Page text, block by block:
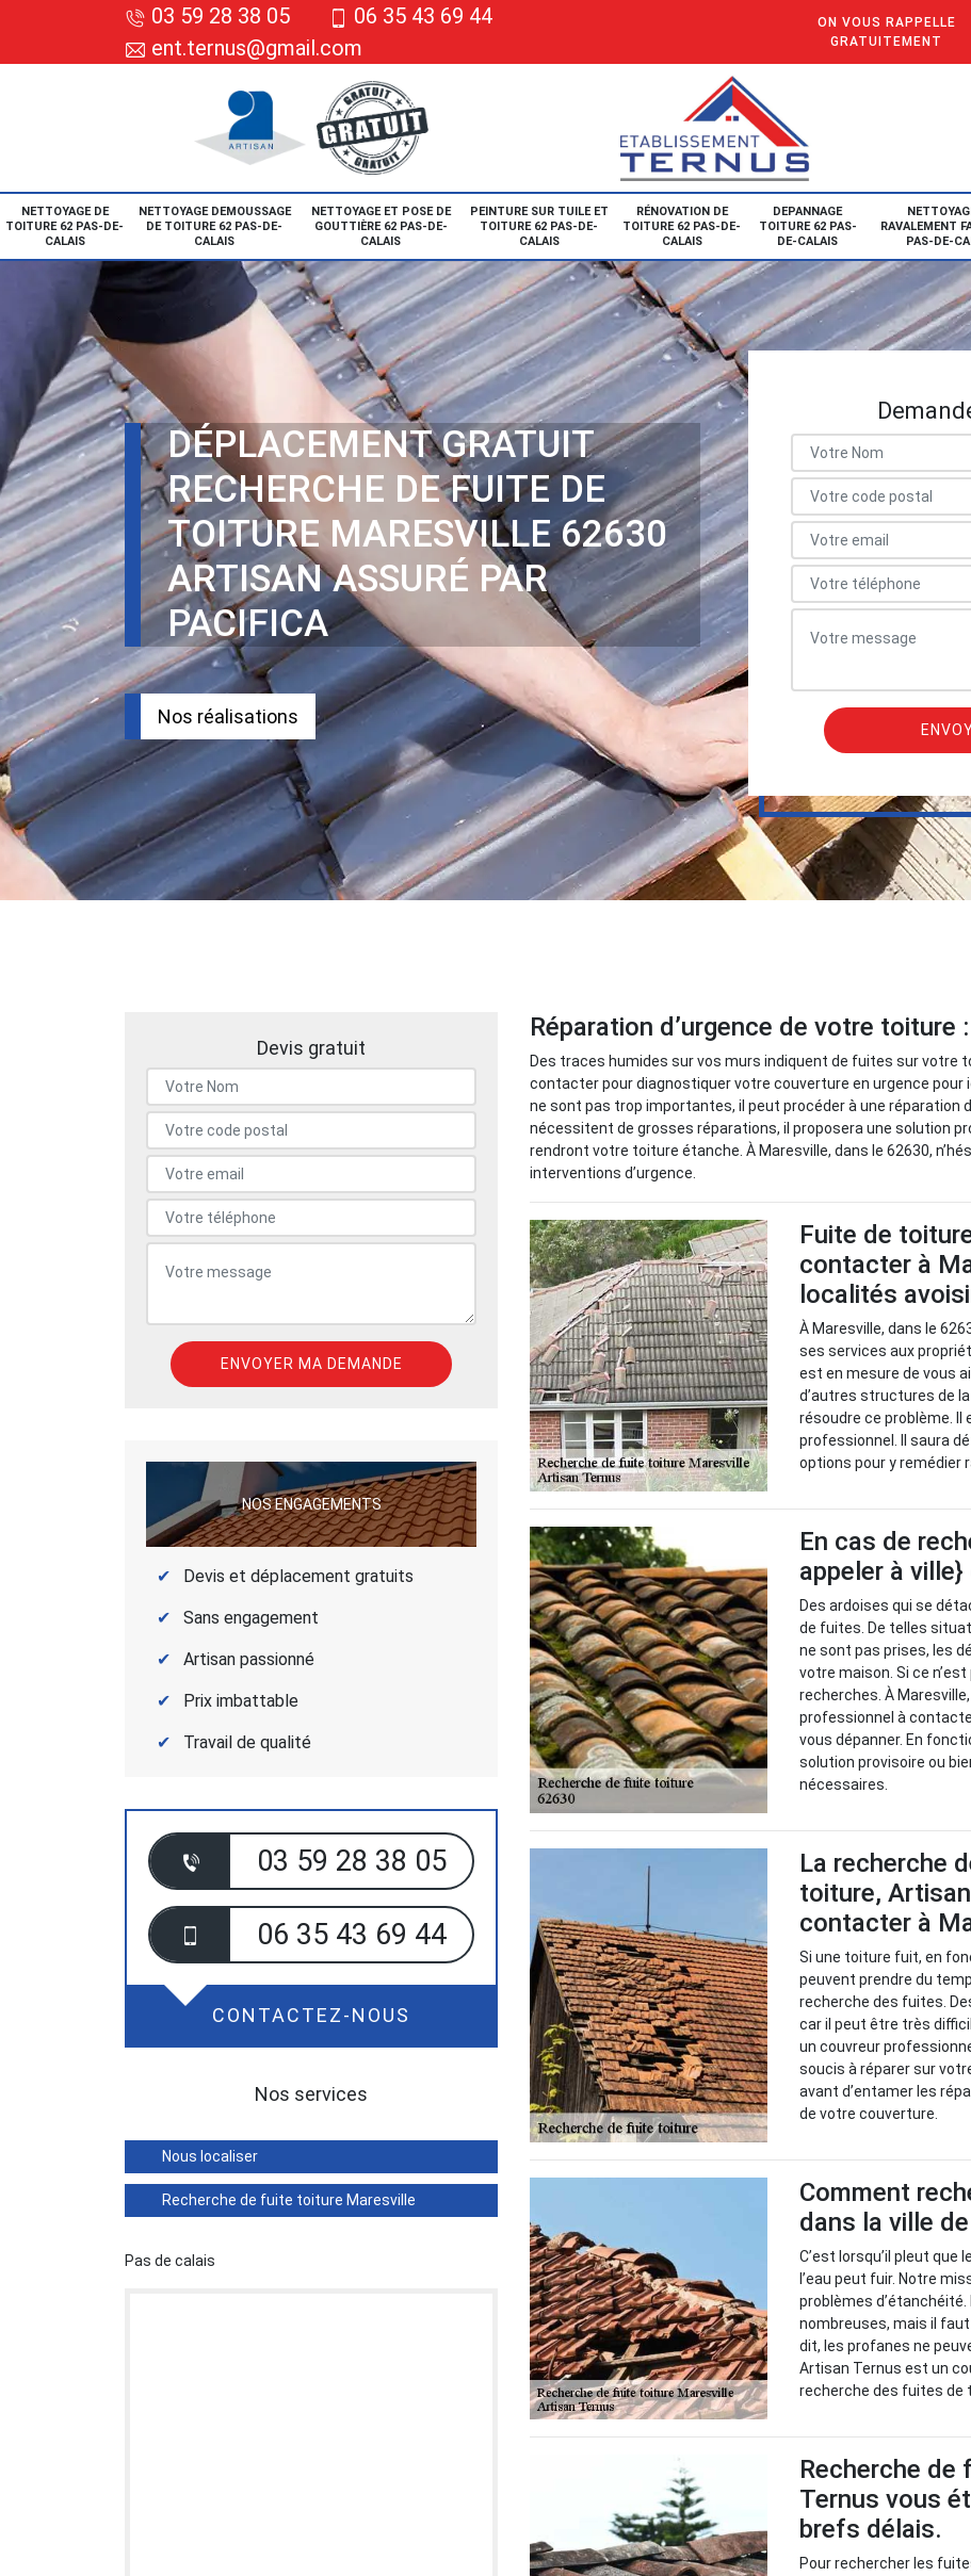
03 59 28 38 05
06 35 43 69 44
ent.ternus@gmail.com
ON VOUS RAPPELLE
GRATUITEMENT
NETTOYAGE DE
TOITURE 62 PAS-DE-
CALAIS
NETTOYAGE DEMOUSSAGE
DE TOITURE 62 PAS-DE-
CALAIS
NETTOYAGE ET POSE DE
GOUTTIÈRE 62 PAS-DE-
CALAIS
PEINTURE SUR TUILE ET
TOITURE 62 PAS-DE-
CALAIS
RÉNOVATION DE
TOITURE 62 PAS-DE-
CALAIS
DEPANNAGE
TOITURE 62 PAS-
DE-CALAIS
RAVALEMENT
PAS-DE-
DÉPLACEMENT GRATUIT
RECHERCHE DE FUITE DE
TOITURE MARESVILLE 62630
ARTISAN ASSURÉ PAR
PACIFICA
Nos réalisations
Devis gratuit
NOS ENGAGEMENTS
Devis et déplacement gratuits
Sans engagement
Artisan passionné
Prix imbattable
Travail de qualité
03 59 28 38 05
06 35 43 69 44
CONTACTEZ-NOUS
Nos services
Nous localiser
Recherche de fuite toiture Maresville
Pas de calais
Réparation d’urgence de votre
Des traces humides sur vos murs indiquent de fuites sur votre
contacter pour diagnostiquer votre couverture en urgence
ne sont pas trop importantes, il peut procéder à une réparation
nécessitent de grosses réparations, il proposera une solution
rendront votre toiture étanche. À Maresville, dans le 62630,
interventions d’urgence.
Fuite de
contacter à
localités
À Maresville, dans le
ses services aux
est en mesure de vous
d’autres structures de
résoudre ce problème. Il
professionnel. Il saura
options pour y remédier
En cas de
appeler à
Des ardoises qui se
de fuites. De telles
ne sont pas prises, les
votre maison. Si ce
recherches. À
professionnel à
vous dépanner. En
solution provisoire ou
nécessaires.
La recherche
toiture,
contacter à
Si une toiture fuit, en
peuvent prendre du
recherche des fuites.
car il peut être très
un couvreur
soucis à réparer sur
avant d’entamer les
de votre couverture.
Comment
dans la ville
C’est lorsqu’il pleut
l’eau peut fuir. Notre
problèmes
nombreuses, mais il
dit, les profanes ne
Artisan Ternus est un
recherche des fuites de
Recherche de
Ternus vous
brefs délais.
Pour rechercher les